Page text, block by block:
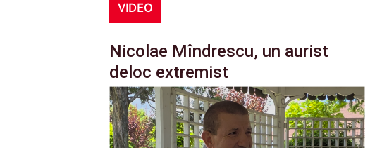
VIDEO
Nicolae Mîndrescu, un aurist
deloc extremist